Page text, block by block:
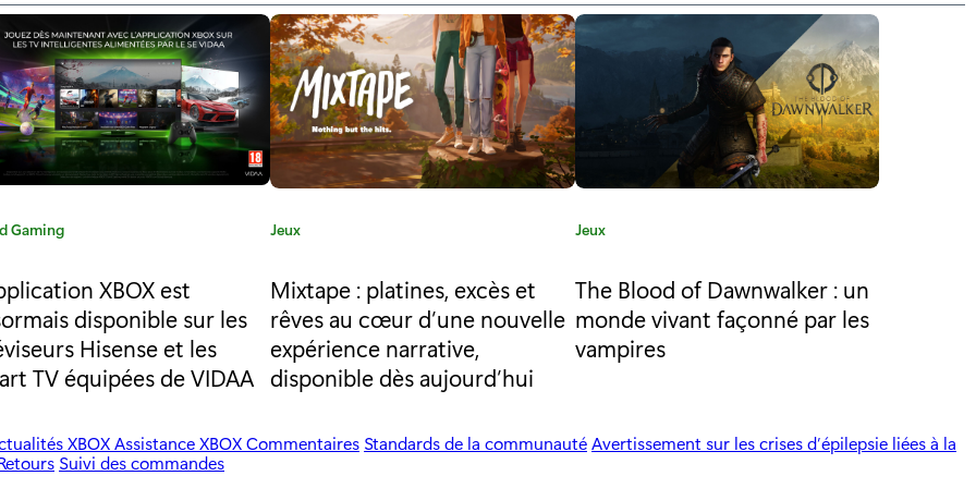
Gaming
XBOX est
disponible sur les
Hisense et les
TV équipées de VIDAA
C
t
é
g
o
r
:
Jeux
Mixtape : platines, excès et
rêves au cœur d’une nouvelle
expérience narrative,
disponible dès aujourd’hui
C
t
é
g
o
:
Jeux
The Blood of Dawnwalker : un
monde vivant façonné par les
vampires
XBOXAssistance XBOXCommentaires Standards de la communautéAvertissement sur les crises d’épilepsie liées à la
Suivi des commandes